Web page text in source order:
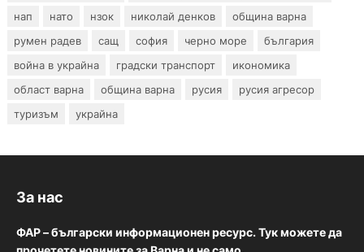
нап
нато нзок николай денков
община варна
румен радев
сащ софия черно море
българия
война в украйна
градски транспорт
икономика
област варна
община варна русия
русия агресор
туризъм
украйна
За нас
ФАР – български информационен ресурс. Тук можете да